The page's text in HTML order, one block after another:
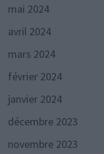
mai 2024
avril 2024
mars 2024
février 2024
janvier 2024
décembre 2023
novembre 2023